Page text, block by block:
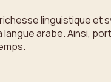
linguistique et
arabe. Ainsi,